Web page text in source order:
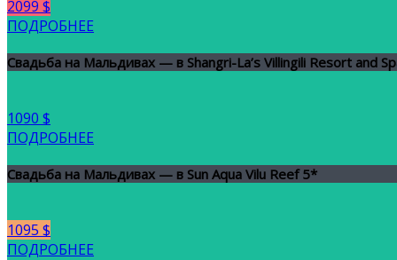
2099 $
ПОДРОБНЕЕ
Свадьба на Мальдивах — в Shangri-La’s Villingili Resort and
1090 $
ПОДРОБНЕЕ
Свадьба на Мальдивах — в Sun Aqua Vilu Reef 5*
1095 $
ПОДРОБНЕЕ